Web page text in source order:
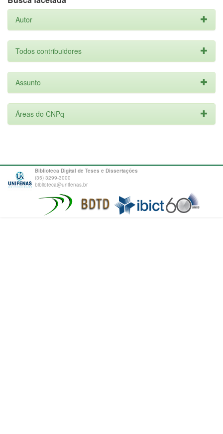
Autor
Todos contribuidores
Assunto
Áreas do CNPq
Biblioteca Digital de Teses e Dissertações
(35) 3299-3000
biblioteca@unifenas.br